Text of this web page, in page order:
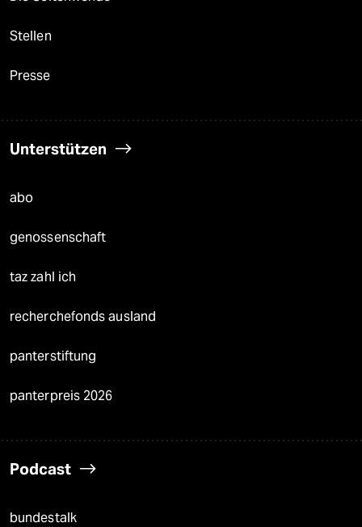
Stellen
Presse
Unterstützen
abo
genossenschaft
taz zahl ich
recherchefonds ausland
panterstiftung
panterpreis 2026
Podcast
bundestalk